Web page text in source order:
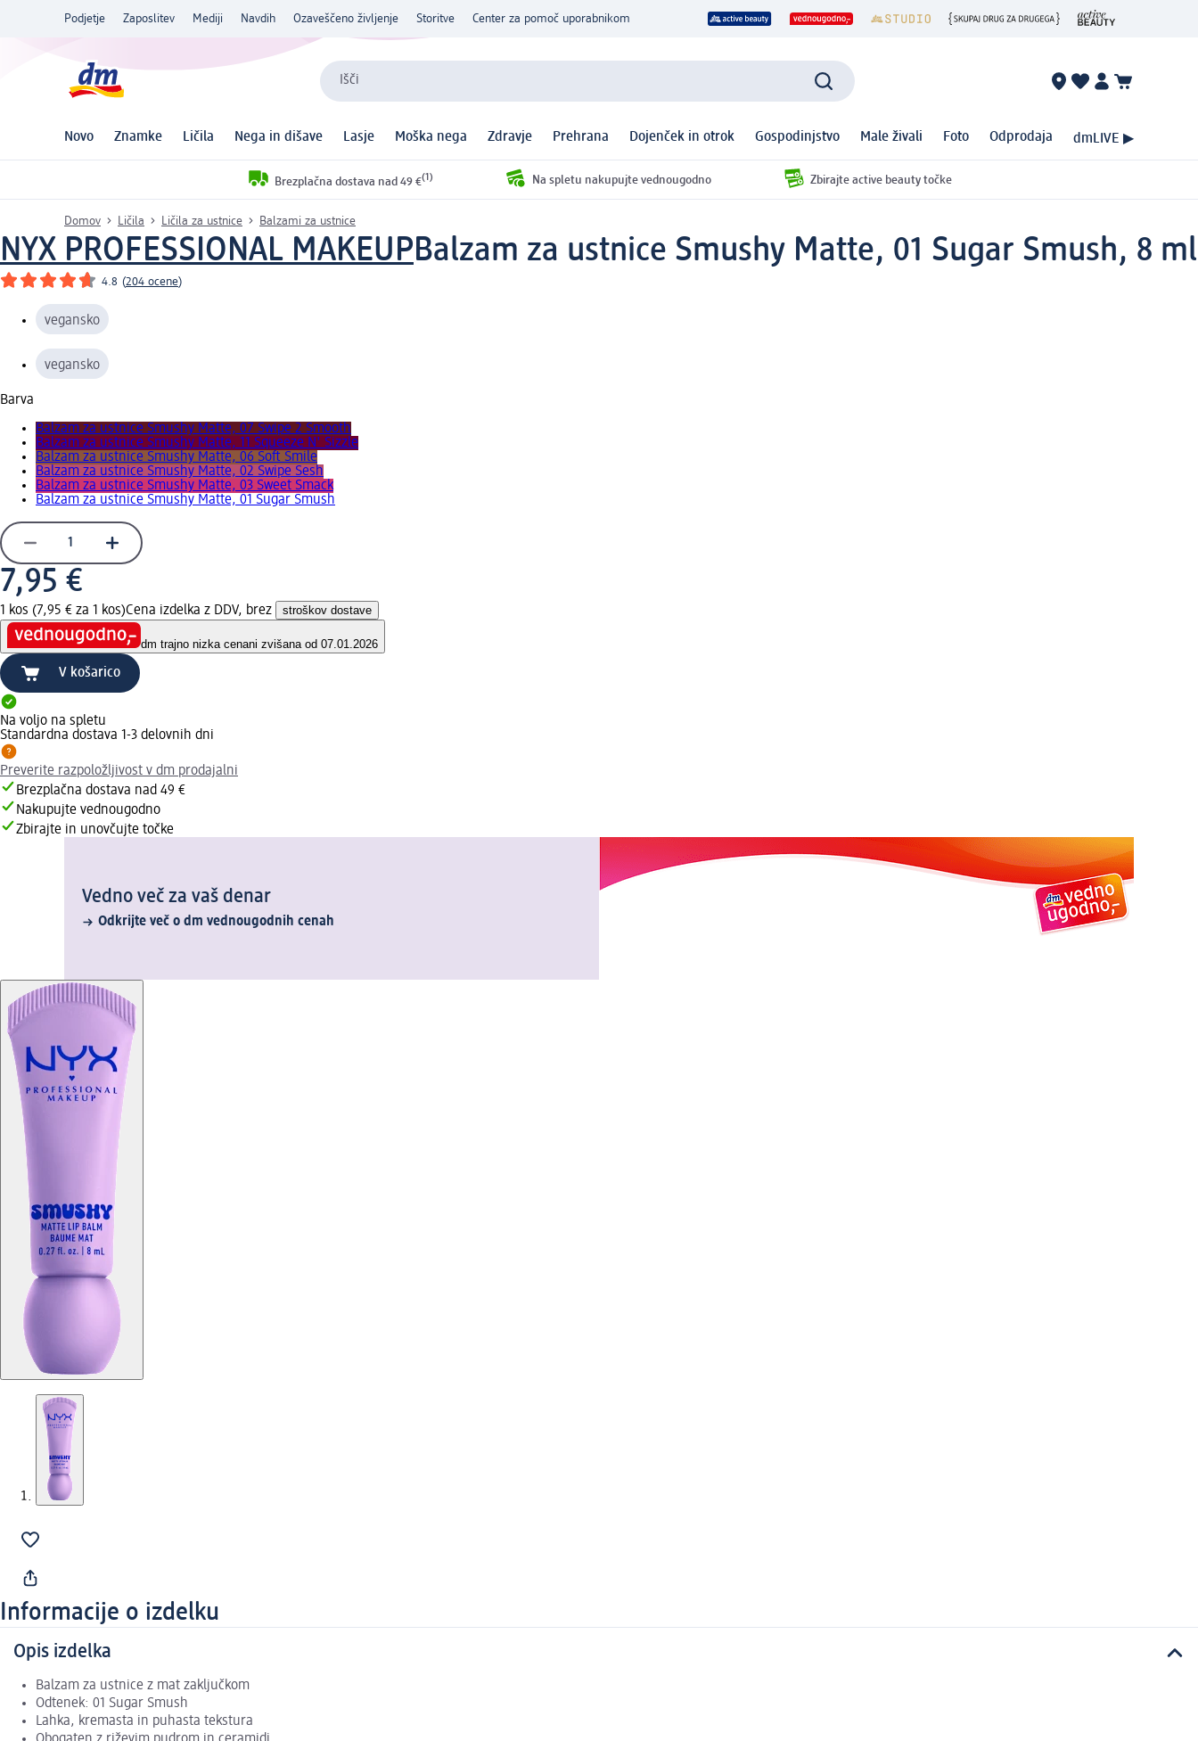
Podjetje Zaposlitev Mediji Navdih Ozaveščeno življenje Storitve Center za pomoč uporabnikom
Išči
Novo Znamke Ličila Nega in dišave Lasje Moška nega Zdravje Prehrana Dojenček in otrok Gospodinjstvo Male živali Foto Odprodaja dmLIVE ▶
Brezplačna dostava nad 49 €(1) Na spletu nakupujte vednougodno Zbirajte active beauty točke
Domov Ličila Ličila za ustnice Balzami za ustnice
NYX PROFESSIONAL MAKEUPBalzam za ustnice Smushy Matte, 01 Sugar Smush, 8 ml
4.8 (204 ocene)
vegansko
vegansko
Barva
Balzam za ustnice Smushy Matte, 07 Swipe 2 Smooth
Balzam za ustnice Smushy Matte, 11 Squeeze N' Sizzle
Balzam za ustnice Smushy Matte, 06 Soft Smile
Balzam za ustnice Smushy Matte, 02 Swipe Sesh
Balzam za ustnice Smushy Matte, 03 Sweet Smack
Balzam za ustnice Smushy Matte, 01 Sugar Smush
7,95 €
1 kos (7,95 € za 1 kos)Cena izdelka z DDV, brez stroškov dostave
dm trajno nizka cenani zvišana od 07.01.2026
V košarico
Na voljo na spletu
Standardna dostava 1-3 delovnih dni
Preverite razpoložljivost v dm prodajalni
Brezplačna dostava nad 49 €
Nakupujte vednougodno
Zbirajte in unovčujte točke
Vedno več za vaš denar
Odkrijte več o dm vednougodnih cenah
Informacije o izdelku
Opis izdelka
Balzam za ustnice z mat zaključkom
Odtenek: 01 Sugar Smush
Lahka, kremasta in puhasta tekstura